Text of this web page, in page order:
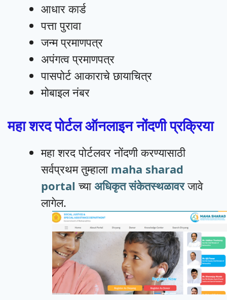
आधार कार्ड
पत्ता पुरावा
जन्म प्रमाणपत्र
अपंगत्व प्रमाणपत्र
पासपोर्ट आकाराचे छायाचित्र
मोबाइल नंबर
महा शरद पोर्टल ऑनलाइन नोंदणी प्रक्रिया
महा शरद पोर्टलवर नोंदणी करण्यासाठी
सर्वप्रथम तुम्हाला maha sharad
portal च्याअधिकृत संकेतस्थळावरजावे
लागेल.